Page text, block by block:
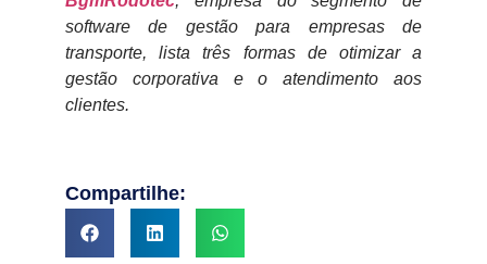
software de gestão para empresas de
transporte, lista três formas de otimizar a
gestão corporativa e o atendimento aos
clientes.
Compartilhe: